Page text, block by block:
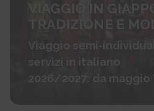
VIAGGIO IN
TRADIZIONE E
Viaggio semi-
servizi in italiano
2026/2027: da maggio